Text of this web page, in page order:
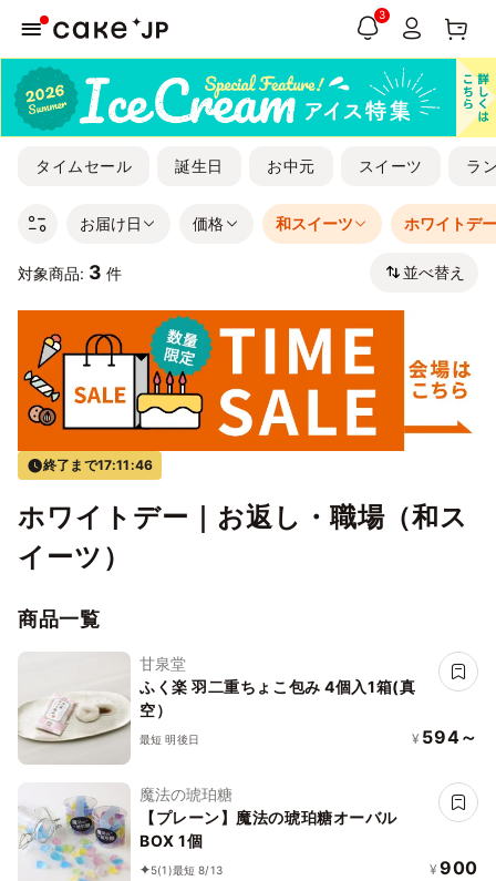
3
タイムセール 誕生日 お中元 スイーツ ラ
お届け日 価格 和スイーツ ホワイトデ
対象商品: 3 件 並べ替え
終了まで17:11:46
ホワイトデー｜お返し・職場（和ス
イーツ）
商品一覧
甘泉堂
ふく楽 羽二重ちょこ包み 4個入1箱(真
空）
最短 明後日 ¥ 594～
魔法の琥珀糖
【プレーン】魔法の琥珀糖オーバル
BOX 1個
5(1)最短 8/13 ¥ 900